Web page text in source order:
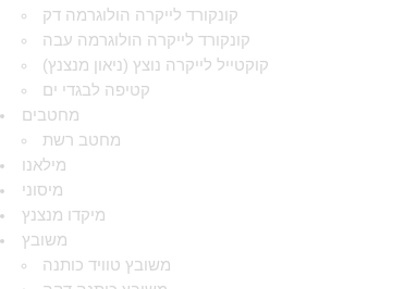
קונקורד לייקרה הולוגרמה דק
קונקורד לייקרה הולוגרמה עבה
קוקטייל לייקרה נוצץ (ניאון מנצנץ)
קטיפה לבגדי ים
מחטבים
מחטב רשת
מילאנו
מיסוני
מיקדו מנצנץ
משובץ
משובץ טוויד כותנה